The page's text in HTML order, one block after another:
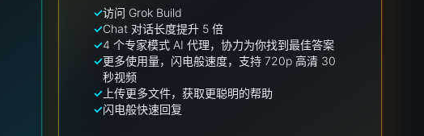
访问 Grok Build
Chat 对话长度提升 5 倍
4 个专家模式 AI 代理，协力为你找到最佳答案
更多使用量，闪电般速度，支持 720p 高清 30
秒视频
上传更多文件，获取更聪明的帮助
闪电般快速回复